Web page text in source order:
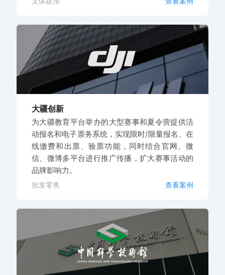
大疆创新
为大疆教育平台举办的大型赛事和夏令营提供活
动报名和电子票务系统，实现限时/限量报名、在
线缴费和出票、验票功能，同时结合官网、微
信、微博多平台进行推广传播，扩大赛事活动的
品牌影响力。
批发零售 查看案例